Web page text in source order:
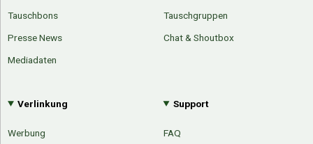
Tauschbons
Presse News
Mediadaten
Tauschgruppen
Chat & Shoutbox
Verlinkung
Werbung
Support
FAQ